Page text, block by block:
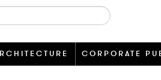
CORPORATE